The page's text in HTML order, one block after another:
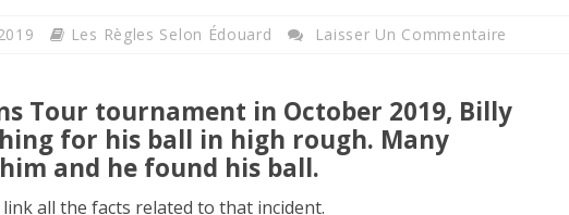
Les Règles Selon Édouard Laisser Un Commentaire
Tour tournament in October 2019, Billy
for his ball in high rough. Many
and he found his ball.
all the facts related to that incident.